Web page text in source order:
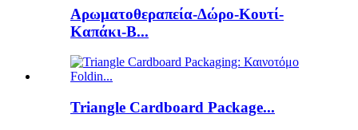
Αρωματοθεραπεία-Δώρο-Κουτί-
Καπάκι-Β...
Triangle Cardboard Package...